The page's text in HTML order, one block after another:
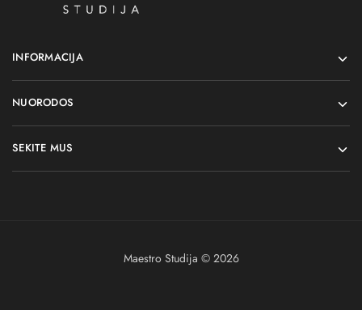
INFORMACIJA
NUORODOS
SEKITE MUS
Maestro Studija © 2026